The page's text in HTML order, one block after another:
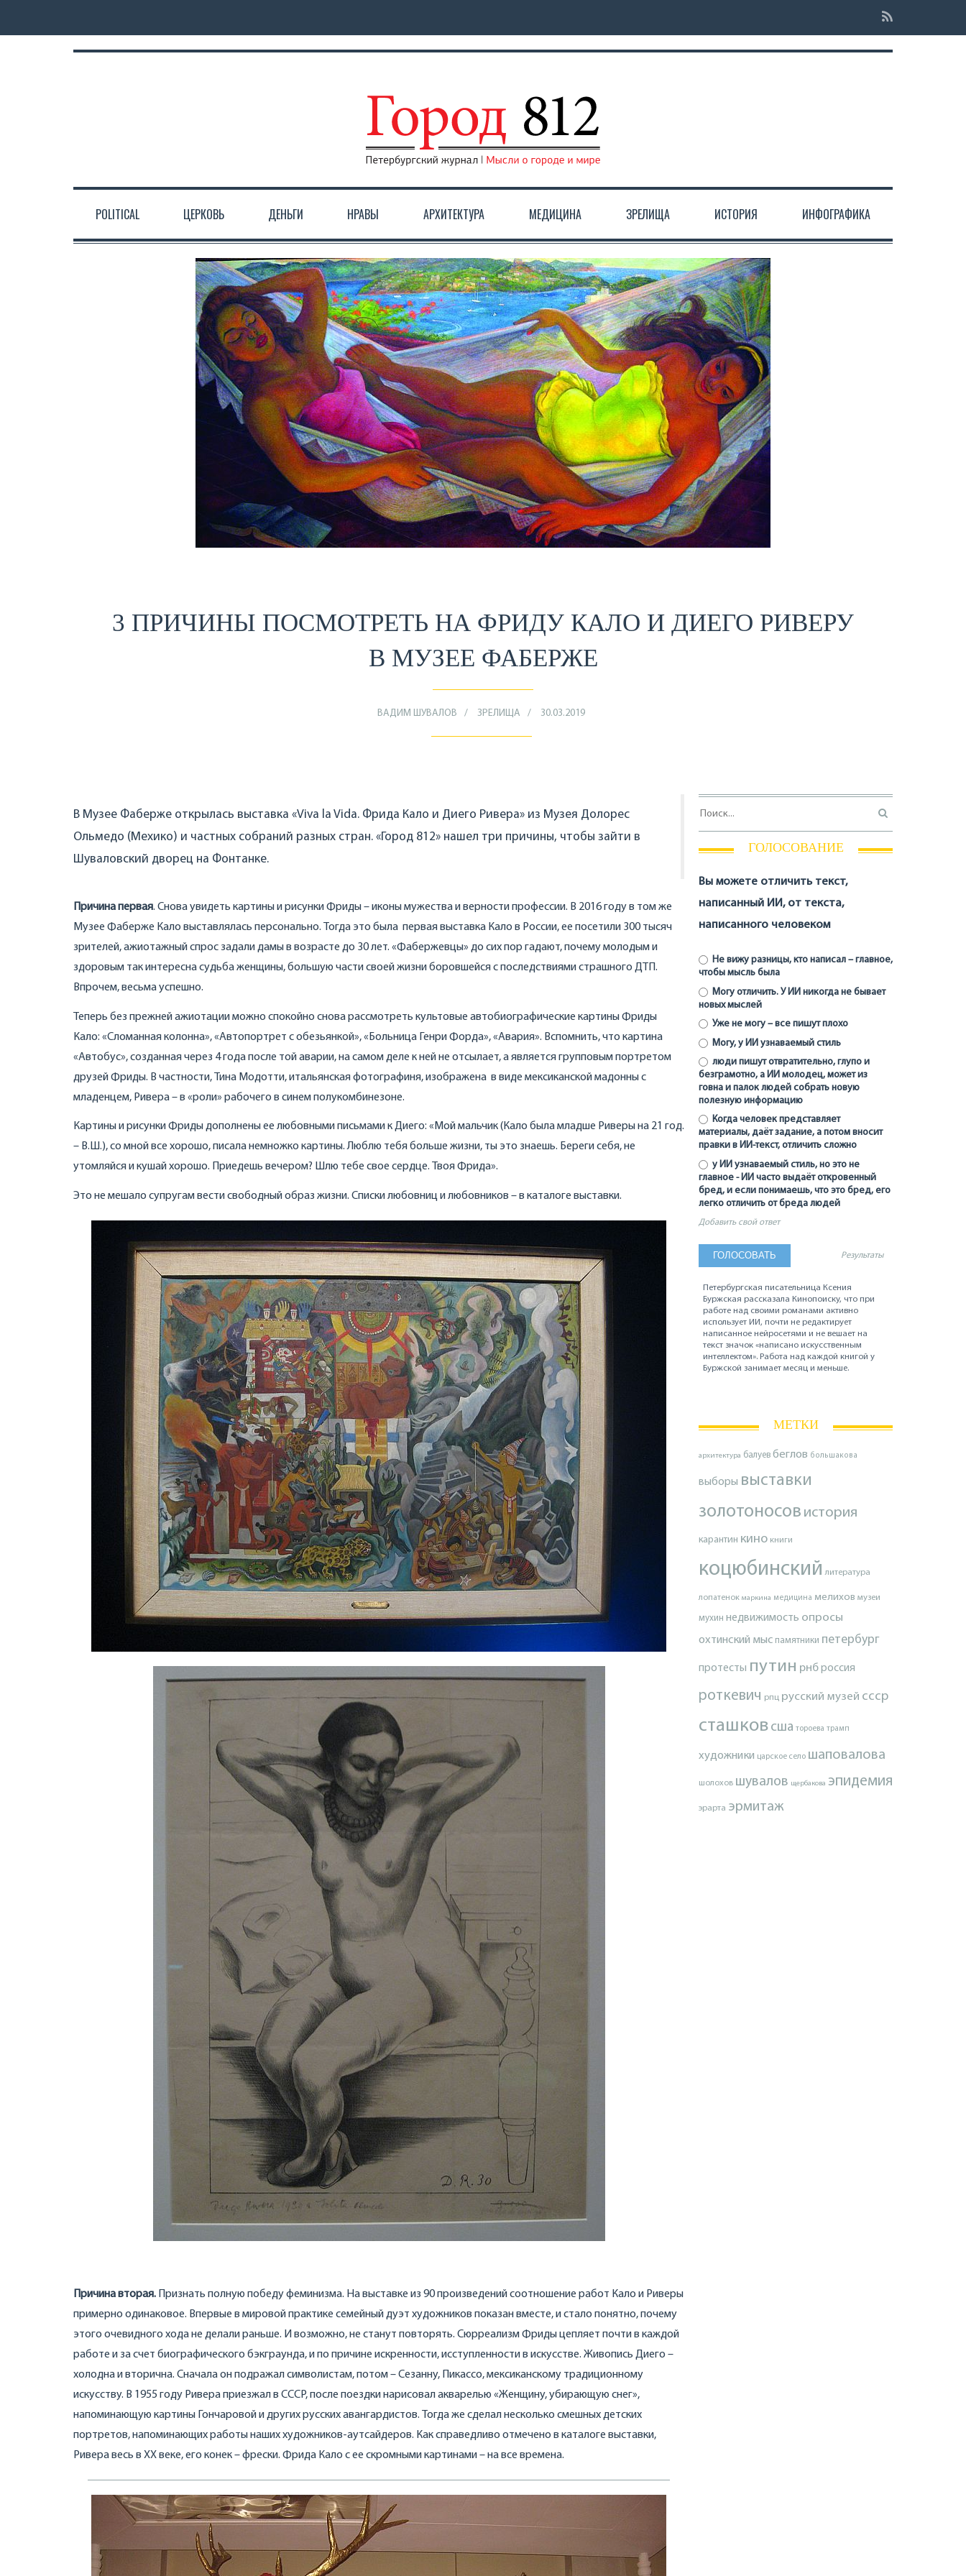
POLITICAL ЦЕРКОВЬ ДЕНЬГИ НРАВЫ АРХИТЕКТУРА МЕДИЦИНА ЗРЕЛИЩА ИСТОРИЯ ИНФОГРАФИКА
3 ПРИЧИНЫ ПОСМОТРЕТЬ НА ФРИДУ КАЛО И ДИЕГО РИВЕРУ
В МУЗЕЕ ФАБЕРЖЕ
ВАДИМ ШУВАЛОВ ЗРЕЛИЩА 30.03.2019
В Музее Фаберже открылась выставка «Viva la Vida. Фрида Кало и Диего Ривера» из Музея Долорес
Ольмедо (Мехико) и частных собраний разных стран. «Город 812» нашел три причины, чтобы зайти в
Шуваловский дворец на Фонтанке.
Причина первая. Снова увидеть картины и рисунки Фриды – иконы мужества и верности профессии. В 2016 году в том же
Музее Фаберже Кало выставлялась персонально. Тогда это была первая выставка Кало в России, ее посетили 300 тысяч
зрителей, ажиотажный спрос задали дамы в возрасте до 30 лет. «Фабержевцы» до сих пор гадают, почему молодым и
здоровым так интересна судьба женщины, большую части своей жизни боровшейся с последствиями страшного ДТП.
Впрочем, весьма успешно.
Теперь без прежней ажиотации можно спокойно снова рассмотреть культовые автобиографические картины Фриды
Кало: «Сломанная колонна», «Автопортрет с обезьянкой», «Больница Генри Форда», «Авария». Вспомнить, что картина
«Автобус», созданная через 4 года после той аварии, на самом деле к ней не отсылает, а является групповым портретом
друзей Фриды. В частности, Тина Модотти, итальянская фотографиня, изображена в виде мексиканской мадонны с
младенцем, Ривера – в «роли» рабочего в синем полукомбинезоне.
Картины и рисунки Фриды дополнены ее любовными письмами к Диего: «Мой мальчик (Кало была младше Риверы на 21 год.
– В.Ш.), со мной все хорошо, писала немножко картины. Люблю тебя больше жизни, ты это знаешь. Береги себя, не
утомляйся и кушай хорошо. Приедешь вечером? Шлю тебе свое сердце. Твоя Фрида».
Это не мешало супругам вести свободный образ жизни. Списки любовниц и любовников – в каталоге выставки.
Причина вторая.
Признать полную победу феминизма. На выставке из 90 произведений соотношение работ Кало и Риверы
примерно одинаковое. Впервые в мировой практике семейный дуэт художников показан вместе, и стало понятно, почему
этого очевидного хода не делали раньше. И возможно, не станут повторять. Сюрреализм Фриды цепляет почти в каждой
работе и за счет биографического бэкграунда, и по причине искренности, исступленности в искусстве. Живопись Диего –
холодна и вторична. Сначала он подражал символистам, потом – Сезанну, Пикассо, мексиканскому традиционному
искусству. В 1955 году Ривера приезжал в СССР, после поездки нарисовал акварелью «Женщину, убирающую снег»,
напоминающую картины Гончаровой и других русских авангардистов. Тогда же сделал несколько смешных детских
портретов, напоминающих работы наших художников-аутсайдеров. Как справедливо отмечено в каталоге выставки,
Ривера весь в ХХ веке, его конек – фрески. Фрида Кало с ее скромными картинами – на все времена.
ГОЛОСОВАНИЕ
Вы можете отличить текст,
написанный ИИ, от текста,
написанного человеком
Не вижу разницы, кто написал – главное,
чтобы мысль была
Могу отличить. У ИИ никогда не бывает
новых мыслей
Уже не могу – все пишут плохо
Могу, у ИИ узнаваемый стиль
люди пишут отвратительно, глупо и
безграмотно, а ИИ молодец, может из
говна и палок людей собрать новую
полезную информацию
Когда человек представляет
материалы, даёт задание, а потом вносит
правки в ИИ-текст, отличить сложно
у ИИ узнаваемый стиль, но это не
главное - ИИ часто выдаёт откровенный
бред, и если понимаешь, что это бред, его
легко отличить от бреда людей
Добавить свой ответ
Результаты
Петербургская писательница Ксения
Буржская рассказала Кинопоиску, что при
работе над своими романами активно
использует ИИ, почти не редактирует
написанное нейросетями и не вешает на
текст значок «написано искусственным
интеллектом». Работа над каждой книгой у
Буржской занимает месяц и меньше.
МЕТКИ
архитектура балуев беглов большакова
выборы выставки
золотоносов история
карантин кино книги
коцюбинский литература
лопатенок маркина медицина мелихов музеи
мухин недвижимость опросы
охтинский мыс памятники петербург
протесты путин рнброссия
роткевич рпц русский музей ссср
сташков сша тороева трамп
художники царское село шаповалова
шолохов шувалов щербакова эпидемия
эрарта эрмитаж